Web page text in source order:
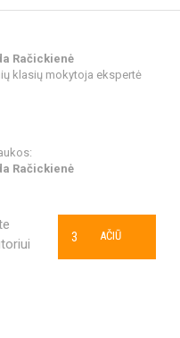
Račickienė
klasių mokytoja ekspertė
Račickienė
AČIŪ
3